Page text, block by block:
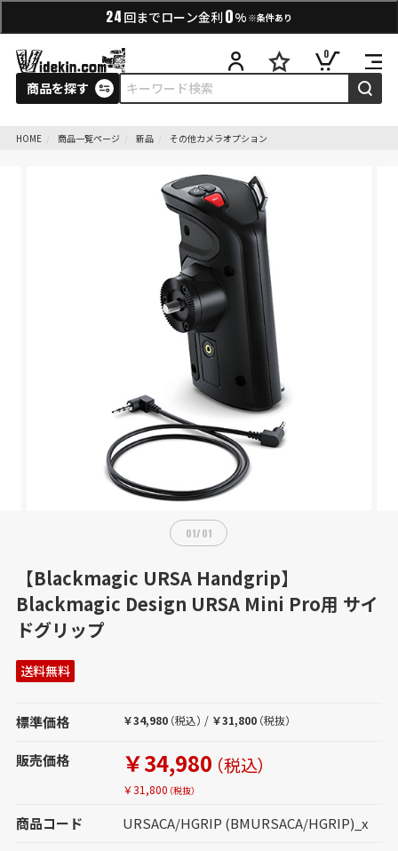
24 回までローン金利 0% ※条件あり
商品を探す
0
HOME 商品一覧ページ 新品 その他カメラオプション
01/01
【Blackmagic URSA Handgrip】
Blackmagic Design URSA Mini Pro用 サイ
ドグリップ
送料無料
標準価格 ￥34,980 （税込） / ￥31,800 （税抜）
販売価格 ￥34,980 （税込）
￥31,800 （税抜）
商品コード URSACA/HGRIP (BMURSACA/HGRIP)_x